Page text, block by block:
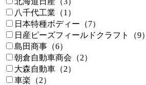
八千代工業（1）
日本特種ボディー（7）
日産ピーズフィールドクラフト（9）
島田商事（6）
朝倉自動車商会（2）
大森自動車（2）
車楽（2）